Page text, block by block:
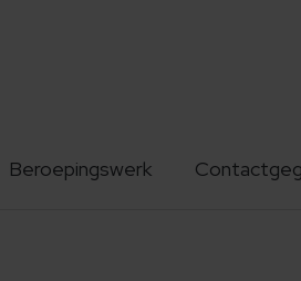
Beroepingswerk